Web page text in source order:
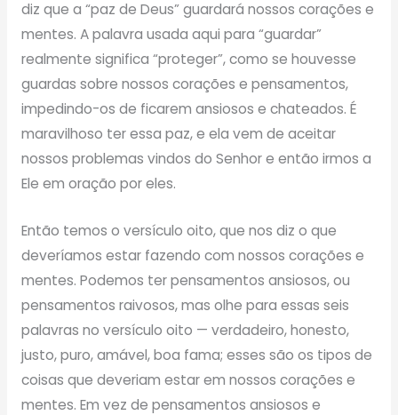
diz que a “paz de Deus” guardará nossos corações e
mentes. A palavra usada aqui para “guardar”
realmente significa “proteger”, como se houvesse
guardas sobre nossos corações e pensamentos,
impedindo-os de ficarem ansiosos e chateados. É
maravilhoso ter essa paz, e ela vem de aceitar
nossos problemas vindos do Senhor e então irmos a
Ele em oração por eles.
Então temos o versículo oito, que nos diz o que
deveríamos estar fazendo com nossos corações e
mentes. Podemos ter pensamentos ansiosos, ou
pensamentos raivosos, mas olhe para essas seis
palavras no versículo oito — verdadeiro, honesto,
justo, puro, amável, boa fama; esses são os tipos de
coisas que deveriam estar em nossos corações e
mentes. Em vez de pensamentos ansiosos e